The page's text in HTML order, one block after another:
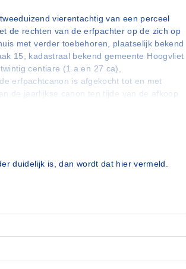
vierentachtig van een perceel
de rechten van de erfpachter op de zich op
met verder toebehoren, plaatselijk bekend
15, kadastraal bekend gemeente Hoogvliet
centiare (1 a en 27 ca),
erfpachtcanon is afgekocht tot en met
de jaarlijkse canon ten tijde van de afkoop
(€ 1.058,22) bedroeg,
duidelijk is, dan wordt dat hier vermeld.